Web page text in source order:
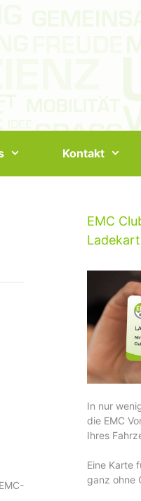
Kontakt
EMC
In nur
die EMC
Ihres
Eine Karte
ganz ohne